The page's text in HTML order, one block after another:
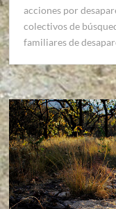
acciones por
colectivos de
familiares de